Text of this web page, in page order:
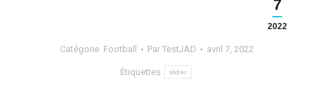
7
2022
Catégorie Football Par TestJAD avril 7, 2022
Étiquettes slider